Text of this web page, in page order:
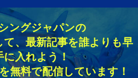
ングジャパンの
て、最新記事を誰よりも早
に入れよう！
無料で配信しています！